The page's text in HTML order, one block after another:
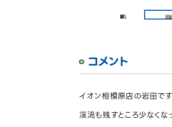
コメント
イオン相模原店の岩田で
渓流も残すところ少なくな